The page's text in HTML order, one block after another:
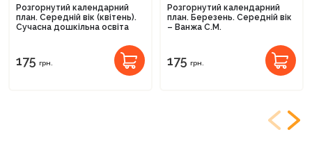
Розгорнутий календарний
план. Середній вік (квітень).
Сучасна дошкільна освіта
175 грн.
Розгорнутий календарний
план. Березень. Середній вік
– Ванжа С.М.
175 грн.